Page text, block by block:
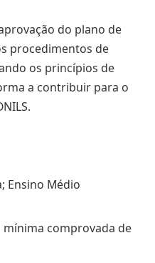
do plano de
procedimentos de
os princípios de
a contribuir para o
Ensino Médio
comprovada de